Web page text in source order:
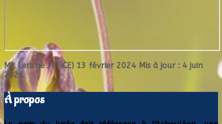
Mr. Leriche J (TICE) 13 février 2024 Mis à jour : 4 juin
2026
À propos